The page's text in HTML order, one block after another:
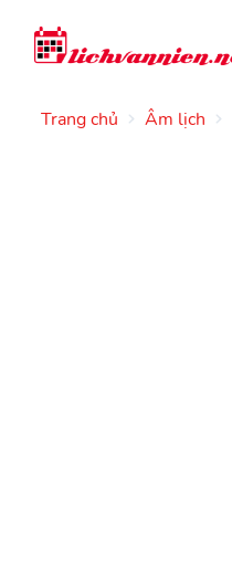
Trang chủ Âm lịch